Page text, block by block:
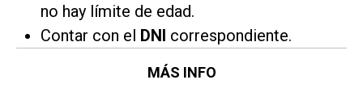
no hay límite de edad.
Contar con el DNI correspondiente.
MÁS INFO